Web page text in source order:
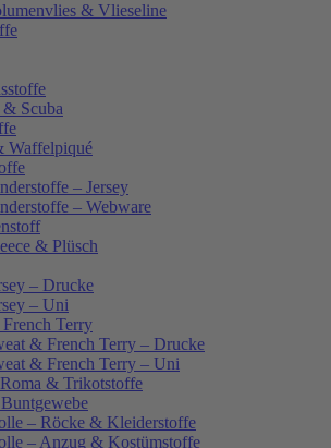
& Vlieseline
Scuba
Waffelpiqué
– Jersey
– Webware
& Plüsch
– Drucke
– Uni
Terry
& French Terry – Drucke
& French Terry – Uni
& Trikotstoffe
– Röcke & Kleiderstoffe
– Anzug & Kostümstoffe